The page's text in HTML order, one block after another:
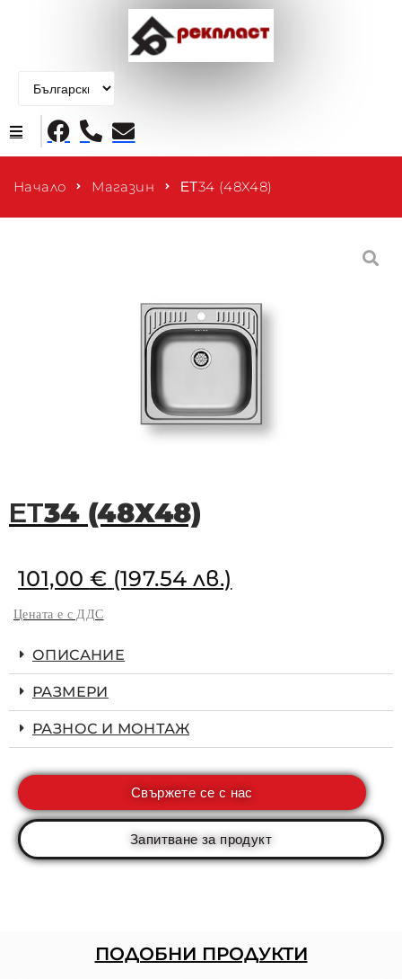
Продукти
Начало Магазин ΕΤ34 (48X48)
ΕΤ34 (48X48)
101,00 € (197.54 лв.)
Цената е с ДДС
ОПИСАНИЕ
РАЗМЕРИ
РАЗНОС И МОНТАЖ
Свържете се с нас
Запитване за продукт
ПОДОБНИ ПРОДУКТИ